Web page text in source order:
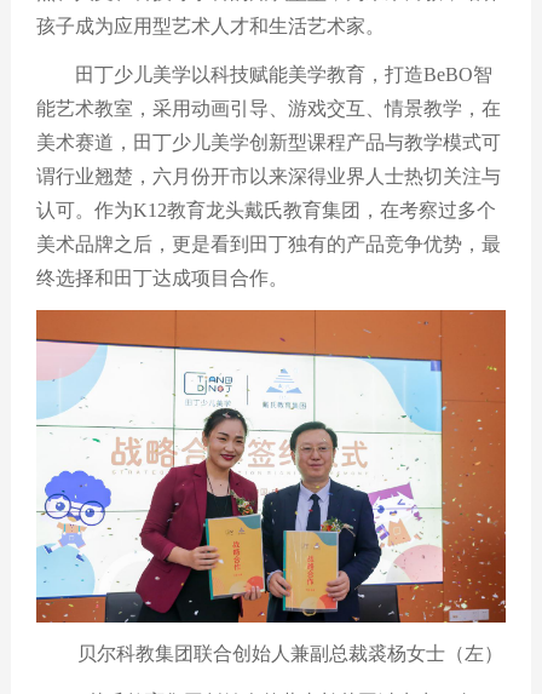
孩子成为应用型艺术人才和生活艺术家。
田丁少儿美学以科技赋能美学教育，打造BeBO智
能艺术教室，采用动画引导、游戏交互、情景教学，在
美术赛道，田丁少儿美学创新型课程产品与教学模式可
谓行业翘楚，六月份开市以来深得业界人士热切关注与
认可。作为K12教育龙头戴氏教育集团，在考察过多个
美术品牌之后，更是看到田丁独有的产品竞争优势，最
终选择和田丁达成项目合作。
贝尔科教集团联合创始人兼副总裁裘杨女士（左）